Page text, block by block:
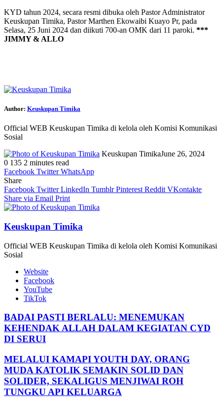
KYD tahun 2024, secara resmi dibuka oleh Pastor Administrator
Keuskupan Timika, Pastor Marthen Ekowaibi Kuayo Pr, pada
Selasa, 25 Juni 2024 dan diikuti 700-an OMK dari 11 paroki. ***
JIMMY & ALLO
Author: Keuskupan Timika
Official WEB Keuskupan Timika di kelola oleh Komisi Komunikasi
Sosial
Keuskupan TimikaJune 26, 2024
0 135 2 minutes read
Facebook Twitter WhatsApp
Share
Facebook Twitter LinkedIn Tumblr Pinterest Reddit VKontakte
Share via Email Print
Keuskupan Timika
Official WEB Keuskupan Timika di kelola oleh Komisi Komunikasi
Sosial
Website
Facebook
YouTube
TikTok
BADAI PASTI BERLALU: MENEMUKAN
KEHENDAK ALLAH DALAM KEGIATAN CYD
DI SERUI
MELALUI KAMAPI YOUTH DAY, ORANG
MUDA KATOLIK SEMAKIN SOLID DAN
SOLIDER, SEKALIGUS MENJIWAI ROH
TUNGKU API KELUARGA